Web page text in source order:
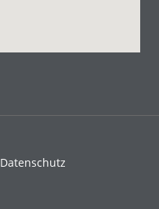
Datenschutz